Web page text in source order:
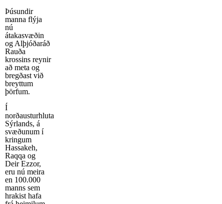
Þúsundir
manna flýja
nú
átakasvæðin
og Alþjóðaráð
Rauða
krossins reynir
að meta og
bregðast við
breyttum
þörfum.
Í
norðausturhluta
Sýrlands, á
svæðunum í
kringum
Hassakeh,
Raqqa og
Deir Ezzor,
eru nú meira
en 100.000
manns sem
hrakist hafa